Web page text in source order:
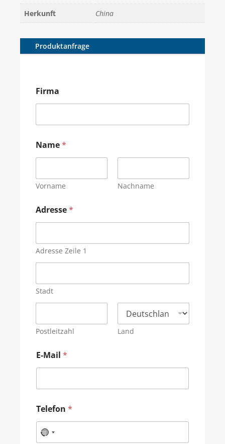
Herkunft
China
Produktanfrage
Firma
Name*
Vorname Nachname
Adresse*
Adresse Zeile 1
Stadt
Postleitzahl Land
E-Mail *
Telefon *